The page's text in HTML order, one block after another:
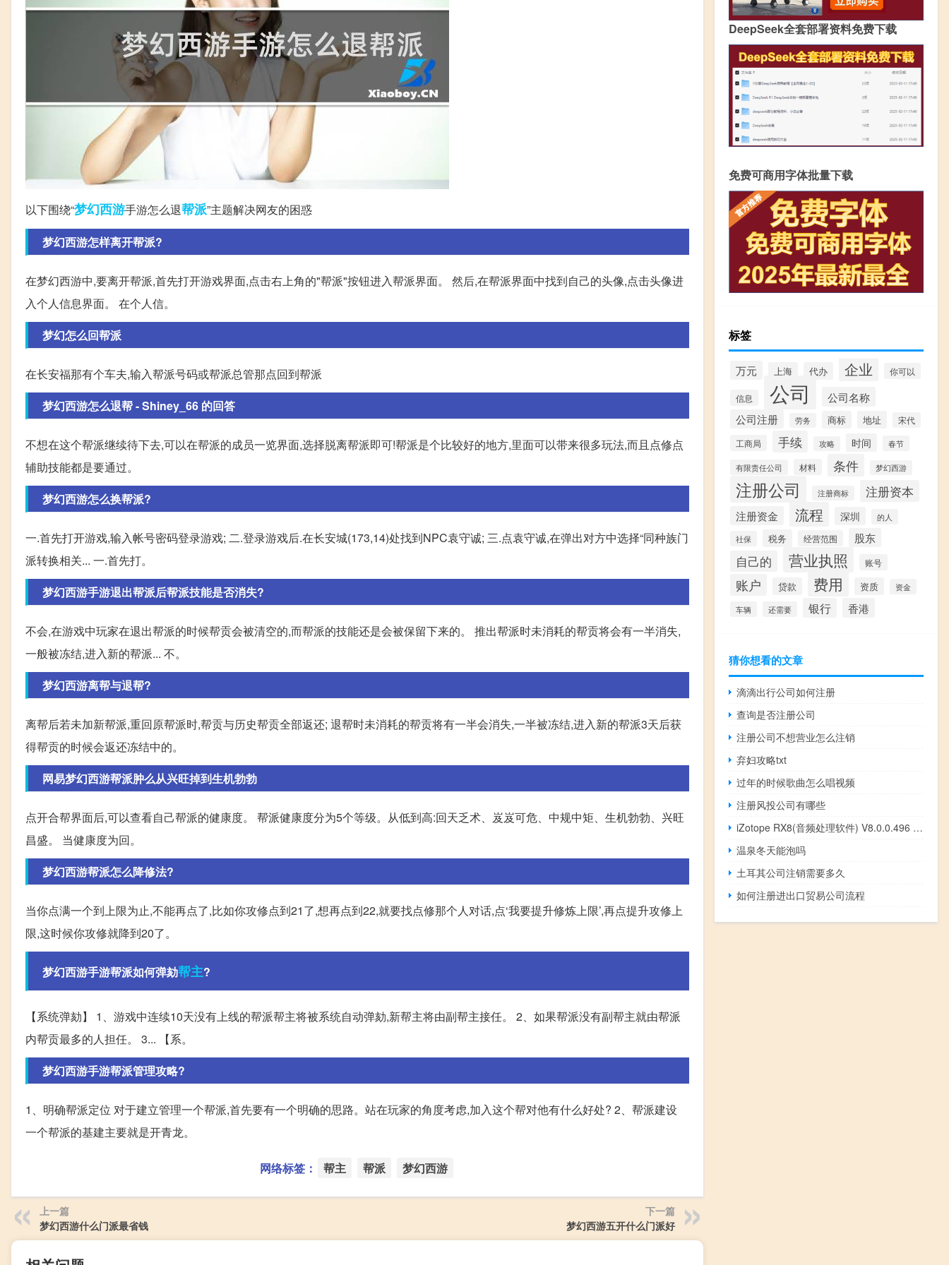
以下围绕“梦幻西游手游怎么退帮派”主题解决网友的困惑
梦幻西游怎样离开帮派?
在梦幻西游中,要离开帮派,首先打开游戏界面,点击右上角的"帮派"按钮进入帮派界面。 然后,在帮派界面中找到自己的头像,点击头像进
入个人信息界面。 在个人信。
梦幻怎么回帮派
在长安福那有个车夫,输入帮派号码或帮派总管那点回到帮派
梦幻西游怎么退帮 - Shiney_66 的回答
不想在这个帮派继续待下去,可以在帮派的成员一览界面,选择脱离帮派即可!帮派是个比较好的地方,里面可以带来很多玩法,而且点修点
辅助技能都是要通过。
梦幻西游怎么换帮派?
一.首先打开游戏,输入帐号密码登录游戏; 二.登录游戏后.在长安城(173,14)处找到NPC袁守诚; 三.点袁守诚,在弹出对方中选择“同种族门
派转换相关... 一.首先打。
梦幻西游手游退出帮派后帮派技能是否消失?
不会,在游戏中玩家在退出帮派的时候帮贡会被清空的,而帮派的技能还是会被保留下来的。 推出帮派时未消耗的帮贡将会有一半消失,
一般被冻结,进入新的帮派... 不。
梦幻西游离帮与退帮?
离帮后若未加新帮派,重回原帮派时,帮贡与历史帮贡全部返还; 退帮时未消耗的帮贡将有一半会消失,一半被冻结,进入新的帮派3天后获
得帮贡的时候会返还冻结中的。
网易梦幻西游帮派肿么从兴旺掉到生机勃勃
点开合帮界面后,可以查看自己帮派的健康度。 帮派健康度分为5个等级。从低到高:回天乏术、岌岌可危、中规中矩、生机勃勃、兴旺
昌盛。 当健康度为回。
梦幻西游帮派怎么降修法?
当你点满一个到上限为止,不能再点了,比如你攻修点到21了,想再点到22,就要找点修那个人对话,点‘我要提升修炼上限’,再点提升攻修上
限,这时候你攻修就降到20了。
梦幻西游手游帮派如何弹劾帮主?
【系统弹劾】 1、游戏中连续10天没有上线的帮派帮主将被系统自动弹劾,新帮主将由副帮主接任。 2、如果帮派没有副帮主就由帮派
内帮贡最多的人担任。 3... 【系。
梦幻西游手游帮派管理攻略?
1、明确帮派定位 对于建立管理一个帮派,首先要有一个明确的思路。站在玩家的角度考虑,加入这个帮对他有什么好处? 2、帮派建设
一个帮派的基建主要就是开青龙。
网络标签： 帮主 帮派 梦幻西游
上一篇
梦幻西游什么门派最省钱
下一篇
梦幻西游五开什么门派好
DeepSeek全套部署资料免费下载
免费可商用字体批量下载
标签
万元 上海 代办 企业 你可以
信息 公司 公司名称
公司注册 劳务 商标 地址 宋代
工商局 手续 攻略 时间 春节
有限责任公司 材料 条件 梦幻西游
注册公司 注册商标 注册资本
注册资金 流程 深圳
的人
社保
税务 经营范围 股东
自己的 营业执照 账号
账户 贷款 费用 资质
资金
车辆
还需要 银行 香港
猜你想看的文章
滴滴出行公司如何注册
查询是否注册公司
注册公司不想营业怎么注销
弃妇攻略txt
过年的时候歌曲怎么唱视频
注册风投公司有哪些
iZotope RX8(音频处理软件) V8.0.0.496 官方版（iZotope RX8(音频处理软件) V8.0.0.496 官方版功能简介）
温泉冬天能泡吗
土耳其公司注销需要多久
如何注册进出口贸易公司流程